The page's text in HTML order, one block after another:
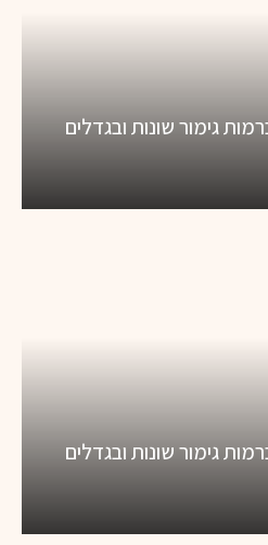
גימור שונות ובגדלים
גימור שונות ובגדלים